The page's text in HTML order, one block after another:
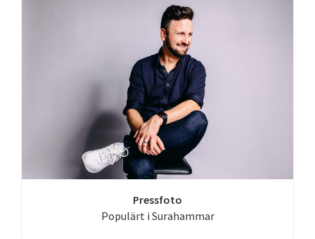
Pressfoto
Populärt i Surahammar